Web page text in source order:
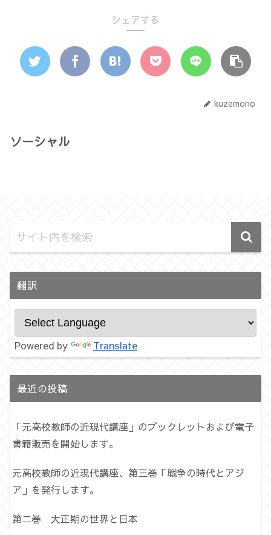
シェアする
kuzemorio
ソーシャル
翻訳
Powered by Translate
最近の投稿
「元高校教師の近現代講座」のブックレットおよび電子
書籍販売を開始します。
元高校教師の近現代講座、第三巻「戦争の時代とアジ
ア」を発行します。
第二巻 大正期の世界と日本